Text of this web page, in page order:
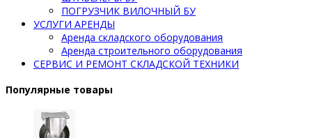
ПОГРУЗЧИК ВИЛОЧНЫЙ БУ
УСЛУГИ АРЕНДЫ
Аренда складского оборудования
Аренда строительного оборудования
СЕРВИС И РЕМОНТ СКЛАДСКОЙ ТЕХНИКИ
Популярные товары